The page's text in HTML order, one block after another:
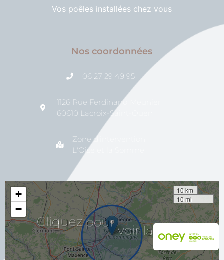
Vos poêles installées chez vous
Nos coordonnées
06 27 29 49 95
1126 Rue Ferdinand Meunier
60610 Lacroix-Saint-Ouen
Zone d'intervention
L'Oise et la Somme
Cliquez pour voir la carte
+
−
10 km
10 mi